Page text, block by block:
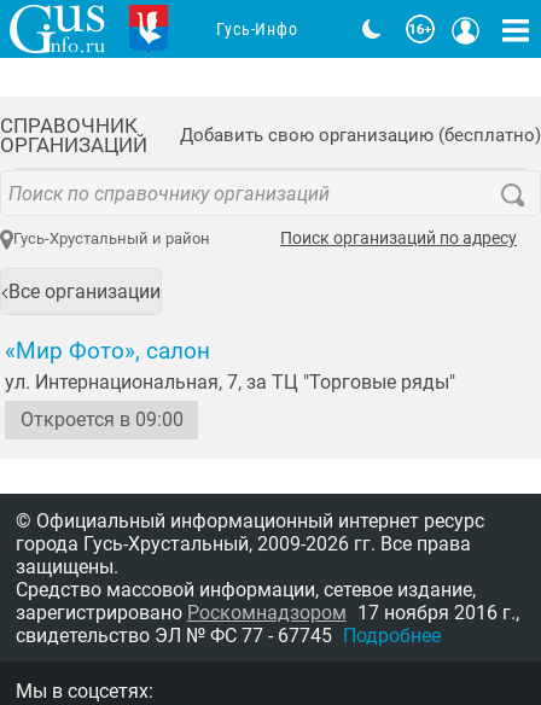
СПРАВОЧНИК
ОРГАНИЗАЦИЙ
Добавить свою организацию (бесплатно)
Гусь-Хрустальный и район Поиск организаций по адресу
Все организации
«Мир Фото», салон
ул. Интернациональная, 7, за ТЦ "Торговые ряды"
Откроется в 09:00
Гусь-Инфо
© Официальный информационный интернет ресурс
города Гусь-Хрустальный, 2009-2026 гг. Все права
защищены.
Средство массовой информации, сетевое издание,
зарегистрировано Роскомнадзором 17 ноября 2016 г.,
свидетельство ЭЛ № ФС 77 - 67745 Подробнее
Мы в соцсетях: